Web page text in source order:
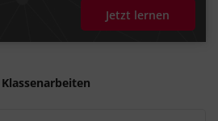
Jetzt lernen